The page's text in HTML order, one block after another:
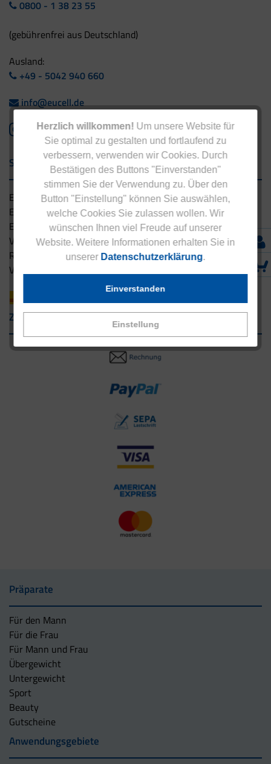
Herzlich willkommen! Um unsere Website für
Sie optimal zu gestalten und fortlaufend zu
verbessern, verwenden wir Cookies. Durch
Bestätigen des Buttons "Einverstanden"
stimmen Sie der Verwendung zu. Über den
Button "Einstellung" können Sie auswählen,
welche Cookies Sie zulassen wollen. Wir
wünschen Ihnen viel Freude auf unserer
Website. Weitere Informationen erhalten Sie in
unserer Datenschutzerklärung.
Einstellung
Einverstanden
0800 - 1 38 23 55
(gebührenfrei aus Deutschland)
Ausland:
+49 - 5042 940 660
info@eucell.de
Service & Versand
Eucell Gesundheitsservice
Eucell Ernährungscoach
Eucell Fitness Coach
Versandbedingungen
Rücksendung
Versandpartner innerhalb Deutschlands
Zahlungsarten
Präparate
Für den Mann
Für die Frau
Für Mann und Frau
Übergewicht
Untergewicht
Sport
Beauty
Gutscheine
Anwendungsgebiete